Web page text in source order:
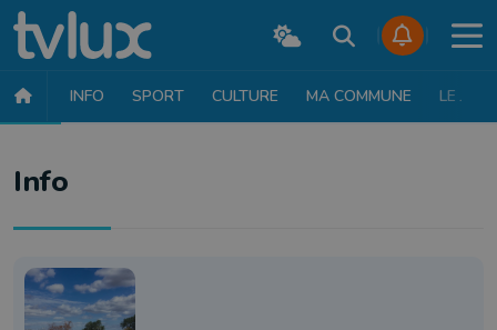
INFO SPORT CULTURE MA COMMUNE LE JT
Info